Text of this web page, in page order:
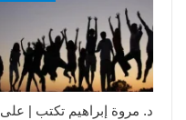
د. مروة إبراهيم تكتب | على